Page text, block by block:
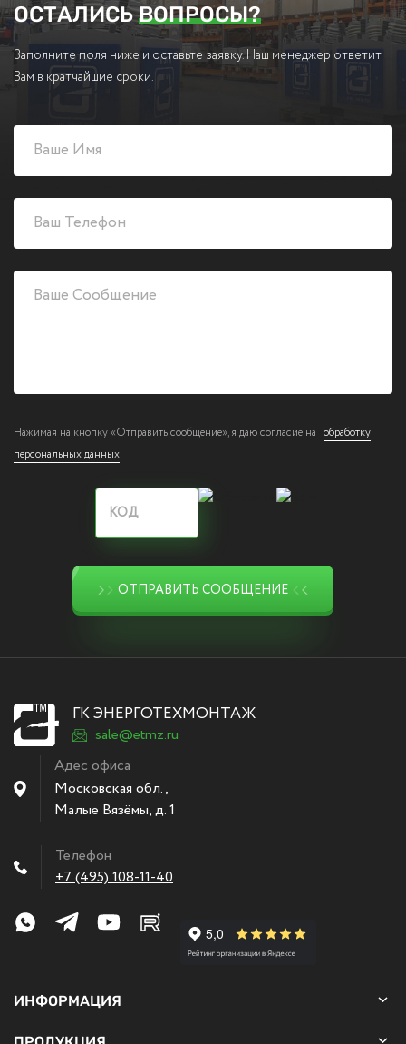
ОСТАЛИСЬВОПРОСЫ?
Заполните поля ниже и оставьте заявку. Наш менеджер ответит
Вам в кратчайшие сроки.
Нажимая на кнопку «Отправить сообщение», я даю согласие на обработку
персональных данных
ОТПРАВИТЬ СООБЩЕНИЕ
ГК ЭНЕРГОТЕХМОНТАЖ
sale@etmz.ru
Адес офиса
Московская обл.,
Малые Вязёмы,д. 1
Телефон
+7 (495) 108-11-40
ИНФОРМАЦИЯ